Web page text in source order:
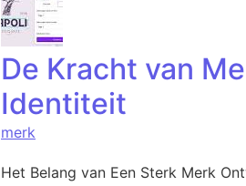
De Kracht van
Identiteit
merk
Het Belang van Een Sterk Merk